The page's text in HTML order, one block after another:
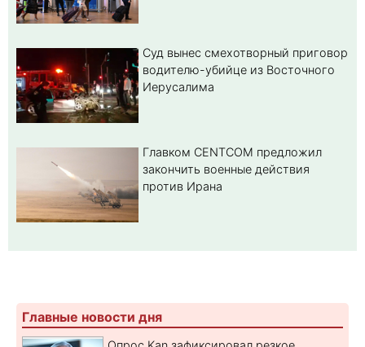
Суд вынес смехотворный приговор
водителю-убийце из Восточного
Иерусалима
Главком CENTCOM предложил
закончить военные действия
против Ирана
Главные новости дня